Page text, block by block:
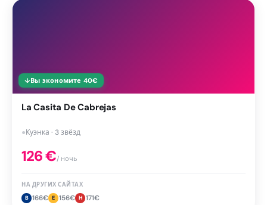
↓Вы экономите 40€
La Casita De Cabrejas
●Куэнка · 3 звёзд
126€/ ночь
НА ДРУГИХ САЙТАХ
B 166€ E 156€ H 171€